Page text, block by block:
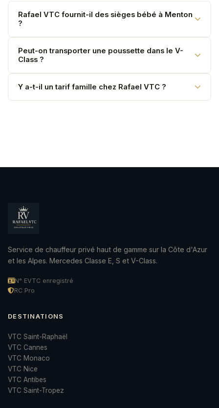
Rafael VTC fournit-il des sièges bébé à Menton
?
Oui, sièges bébé et réhausseurs gratuits. Précisez
l'âge et le poids de l'enfant à la réservation.
Peut-on transporter une poussette dans le V-
Class ?
Oui. La soute du V-Class est suffisamment grande
pour une ou deux poussettes.
Y a-t-il un tarif famille chez Rafael VTC ?
Service de chauffeur privé haut de gamme sur la Côte d'Azur
et les Alpes. Mercedes Classe E, S et V-Class.
N° EVTC enregistré
RC Pro
DESTINATIONS
VTC Saint-Raphaël
VTC Cannes
VTC Monaco
VTC Nice
VTC Antibes
VTC Saint-Tropez